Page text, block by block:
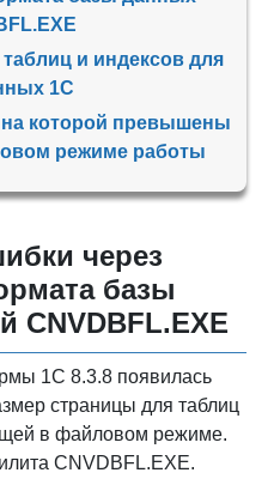
и индексов для
1С
которой превышены
режиме работы
через
базы
CNVDBFL.EXE
1С 8.3.8 появилась
страницы для таблиц
в файловом режиме.
CNVDBFL.EXE.